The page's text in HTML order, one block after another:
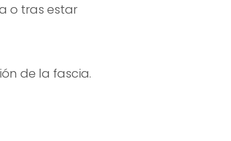
o tras estar
de la fascia.